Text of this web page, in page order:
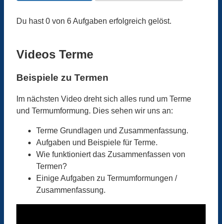
Du hast 0 von 6 Aufgaben erfolgreich gelöst.
Videos Terme
Beispiele zu Termen
Im nächsten Video dreht sich alles rund um Terme
und Termumformung. Dies sehen wir uns an:
Terme Grundlagen und Zusammenfassung.
Aufgaben und Beispiele für Terme.
Wie funktioniert das Zusammenfassen von
Termen?
Einige Aufgaben zu Termumformungen /
Zusammenfassung.